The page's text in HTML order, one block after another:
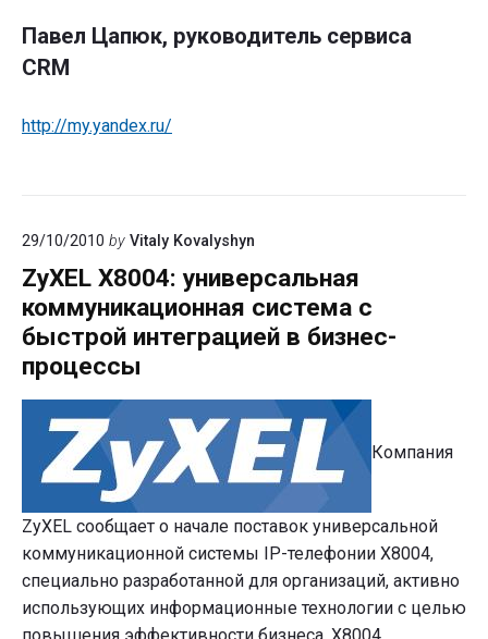
Павел Цапюк, руководитель сервиса
CRM
http://my.yandex.ru/
29/10/2010 by Vitaly Kovalyshyn
ZyXEL X8004: универсальная
коммуникационная система с
быстрой интеграцией в бизнес-
процессы
Компания
ZyXEL сообщает о начале поставок универсальной
коммуникационной системы IP-телефонии X8004,
специально разработанной для организаций, активно
использующих информационные технологии с целью